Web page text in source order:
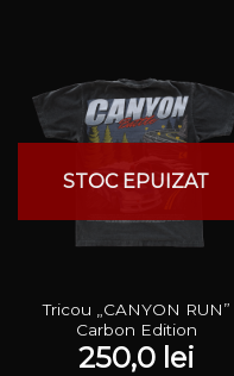
STOC EPUIZAT
Tricou „CANYON RUN”
Carbon Edition
250,0 lei